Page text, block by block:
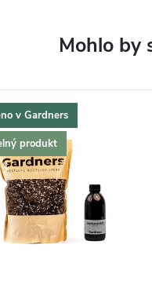
v Gardners
produkt